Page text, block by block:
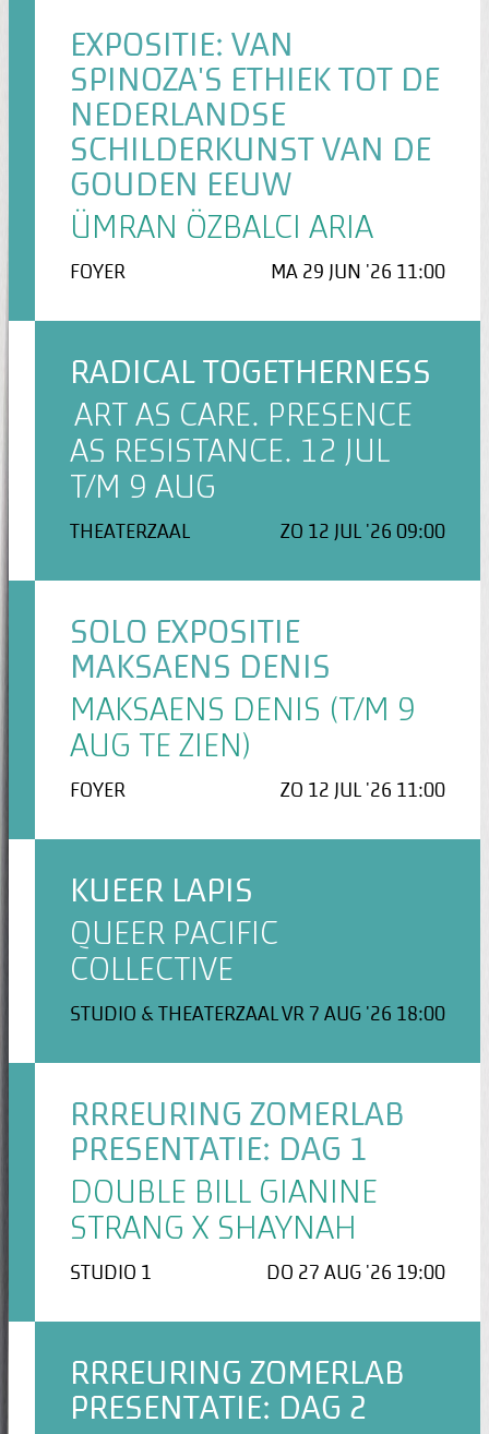
EXPOSITIE: VAN
SPINOZA'S ETHIEK TOT DE
NEDERLANDSE
SCHILDERKUNST VAN DE
GOUDEN EEUW
ÜMRAN ÖZBALCI ARIA
FOYER MA 29 JUN '26 11:00
RADICAL TOGETHERNESS
ART AS CARE. PRESENCE
AS RESISTANCE. 12 JUL
T/M 9 AUG
THEATERZAAL ZO 12 JUL '26 09:00
SOLO EXPOSITIE
MAKSAENS DENIS
MAKSAENS DENIS (T/M 9
AUG TE ZIEN)
FOYER ZO 12 JUL '26 11:00
KUEER LAPIS
QUEER PACIFIC
COLLECTIVE
STUDIO & THEATERZAALVR 7 AUG '26 18:00
RRREURING ZOMERLAB
PRESENTATIE: DAG 1
DOUBLE BILL GIANINE
STRANG X SHAYNAH
STUDIO 1 DO 27 AUG '26 19:00
RRREURING ZOMERLAB
PRESENTATIE: DAG 2